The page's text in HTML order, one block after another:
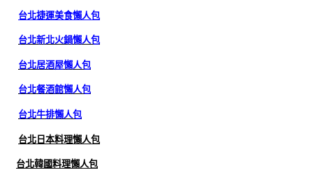
台北捷運美食懶人包
台北新北火鍋懶人包
台北居酒屋懶人包
台北餐酒館懶人包
台北牛排懶人包
台北日本料理懶人包
台北韓國料理懶人包